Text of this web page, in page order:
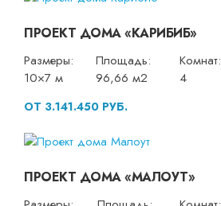
ПРОЕКТ ДОМА «КАРИБИБ»
Размеры:
10×7 м
Площадь:
96,66 м2
Комнат:
4
ОТ 3.141.450 РУБ.
ПРОЕКТ ДОМА «МАЛОУТ»